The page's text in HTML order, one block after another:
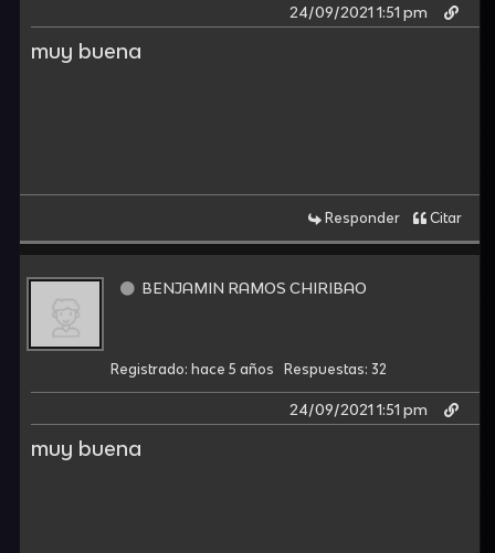
24/09/2021 1:51 pm
muy buena
Responder Citar
BENJAMIN RAMOS CHIRIBAO
Registrado: hace 5 años Respuestas: 32
24/09/2021 1:51 pm
muy buena